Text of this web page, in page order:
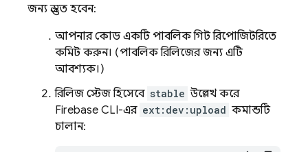
জন্য প্রস্তুত হবেন:
আপনার কোড একটি পাবলিক গিট রিপোজিটরিতে
কমিট করুন। (পাবলিক রিলিজের জন্য এটি
আবশ্যক।)
রিলিজ স্টেজ হিসেবে stable উল্লেখ করে
Firebase CLI-এর ext:dev:upload কমান্ডটি
চালান: